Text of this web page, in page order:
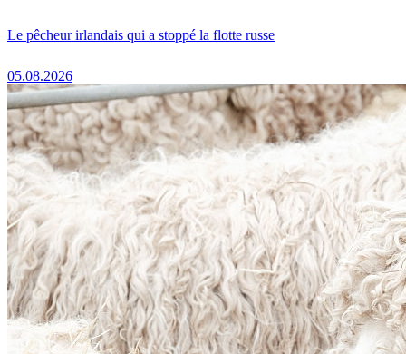
Le pêcheur irlandais qui a stoppé la flotte russe
05.08.2026